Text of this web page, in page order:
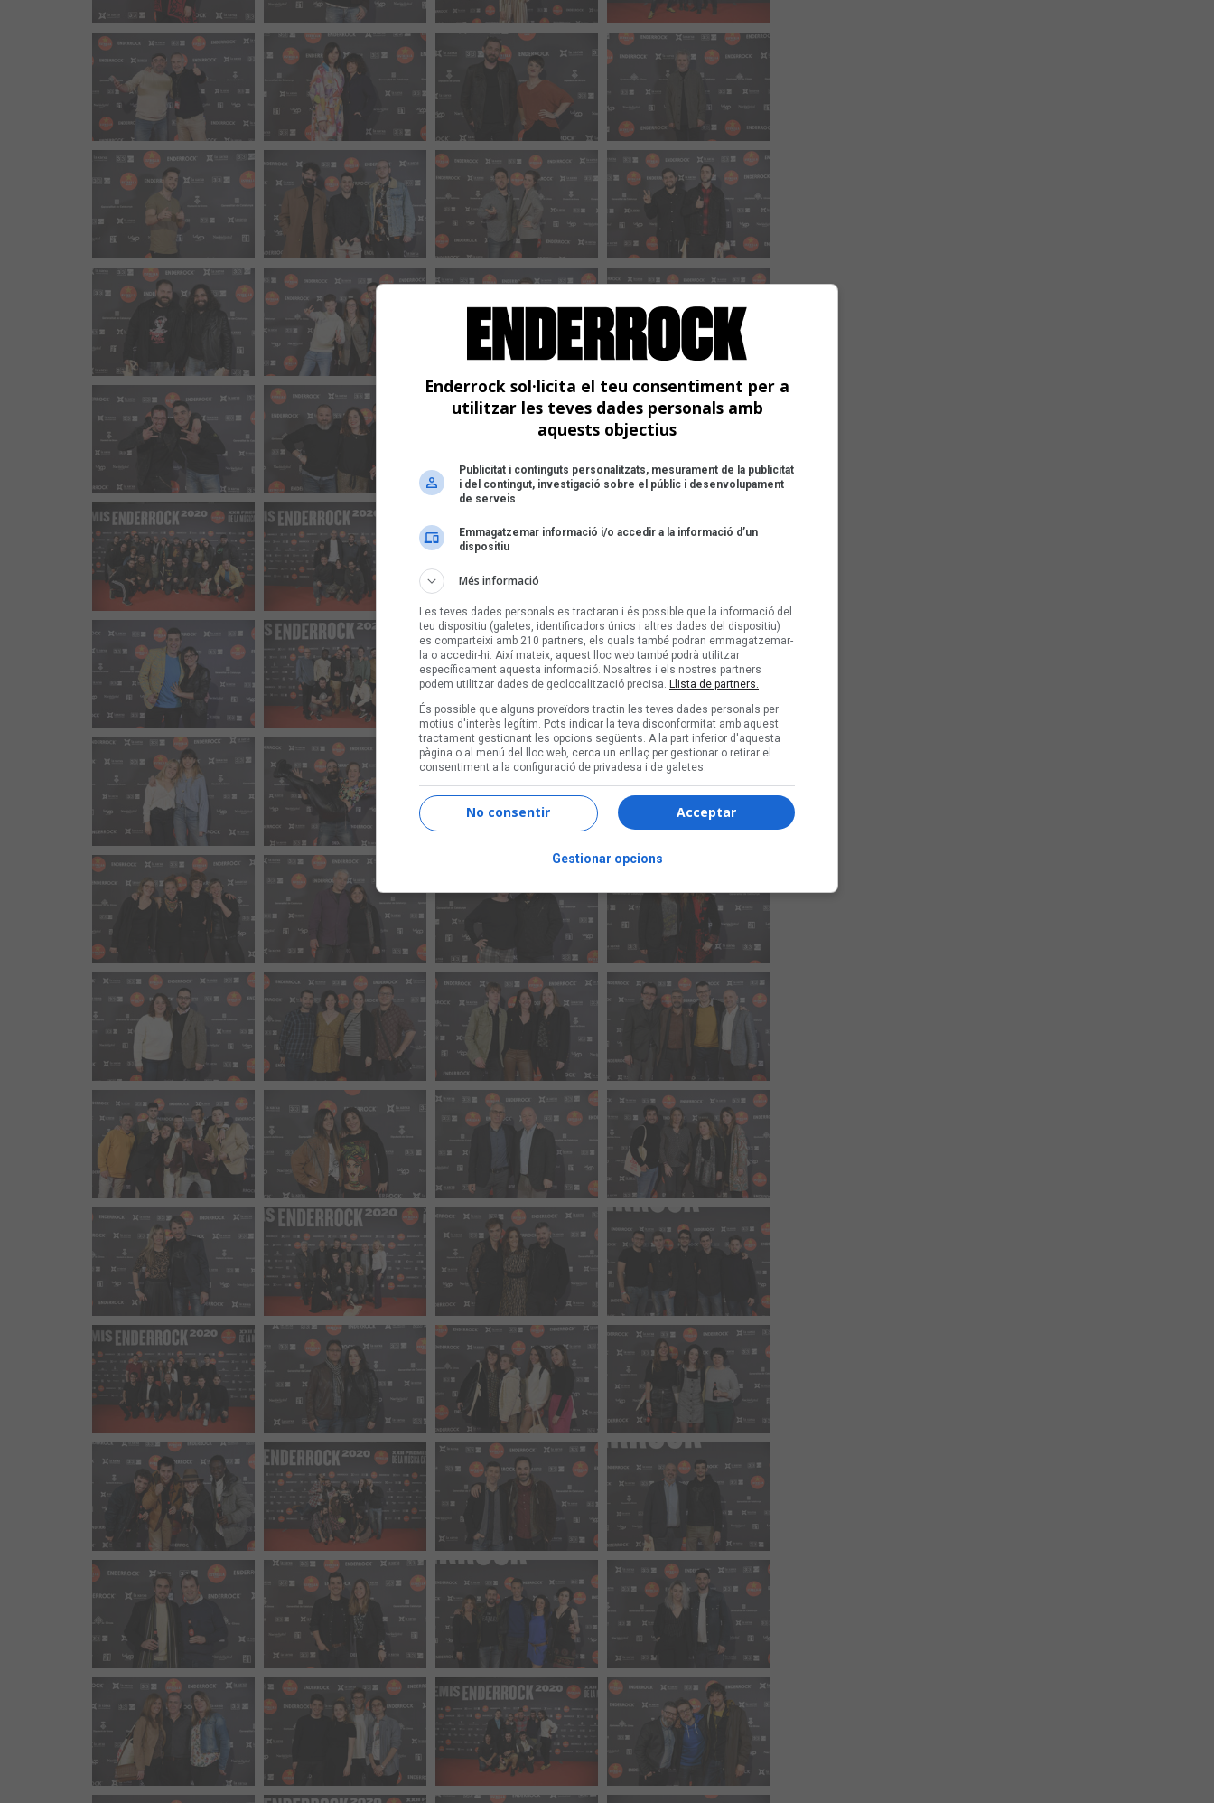
Enderrock sol·licita el teu consentiment per a
utilitzar les teves dades personals amb
aquests objectius
Publicitat i continguts personalitzats, mesurament de la publicitat
i del contingut, investigació sobre el públic i desenvolupament
de serveis
Emmagatzemar informació i/o accedir a la informació d’un
dispositiu
Més informació
Les teves dades personals es tractaran i és possible que la informació del
teu dispositiu (galetes, identificadors únics i altres dades del dispositiu)
es comparteixi amb 210 partners, els quals també podran emmagatzemar-
la o accedir-hi. Així mateix, aquest lloc web també podrà utilitzar
específicament aquesta informació. Nosaltres i els nostres partners
podem utilitzar dades de geolocalització precisa. Llista de partners.
És possible que alguns proveïdors tractin les teves dades personals per
motius d'interès legítim. Pots indicar la teva disconformitat amb aquest
tractament gestionant les opcions següents. A la part inferior d'aquesta
pàgina o al menú del lloc web, cerca un enllaç per gestionar o retirar el
consentiment a la configuració de privadesa i de galetes.
Acceptar
No consentir
Gestionar opcions